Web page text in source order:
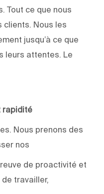
Tout ce que nous
clients. Nous les
jusqu’à ce que
leurs attentes. Le
rapidité
Nous prenons des
nos
de proactivité et
travailler,